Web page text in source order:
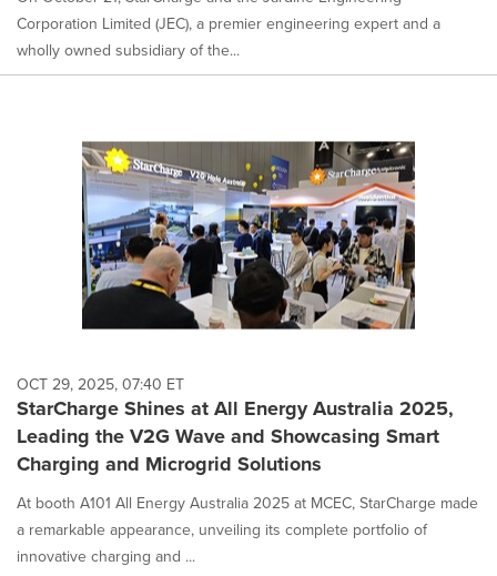
Corporation Limited (JEC), a premier engineering expert and a
wholly owned subsidiary of the...
OCT 29, 2025, 07:40 ET
StarCharge Shines at All Energy Australia 2025,
Leading the V2G Wave and Showcasing Smart
Charging and Microgrid Solutions
At booth A101 All Energy Australia 2025 at MCEC, StarCharge made
a remarkable appearance, unveiling its complete portfolio of
innovative charging and ...